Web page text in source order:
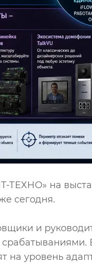
на
сегодня.
и
на уровень